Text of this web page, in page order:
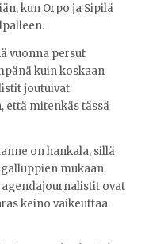
kun Orpo ja Sipilä
vuonna persut
kuin koskaan
joutuivat
että mitenkäs tässä
on hankala, sillä
mukaan
ovat
keino vaikeuttaa